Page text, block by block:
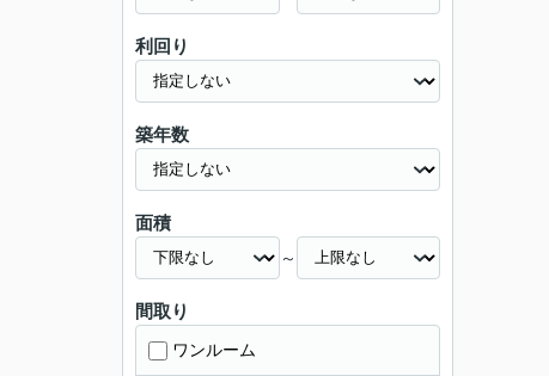
利回り
築年数
面積
～
間取り
ワンルーム